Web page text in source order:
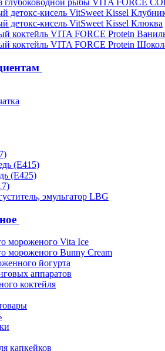
глубоководной рыбы VITA FORCE
детокс-кисель VitSweet Kissel
детокс-кисель VitSweet Kissel Клюква
коктейль VITA FORCE Protein
коктейль VITA FORCE Protein
(Е415)
(Е425)
эмульгатор LBG
мороженого Vita Ice
мороженого Bunny Cream
йогурта
аппаратов
коктейля
капкейков